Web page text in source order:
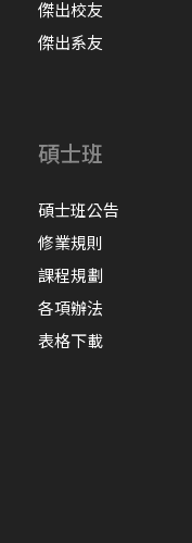
傑出校友
傑出系友
碩士班
碩士班公告
修業規則
課程規劃
各項辦法
表格下載